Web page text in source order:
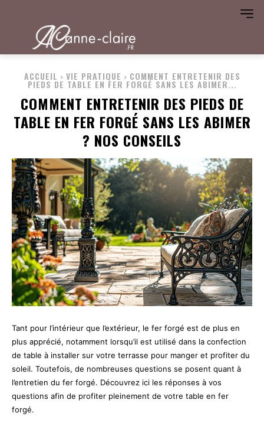
ACCUEIL VIE PRATIQUE COMMENT ENTRETENIR DES
PIEDS DE TABLE EN FER FORGÉ SANS LES ABIMER...
COMMENT ENTRETENIR DES PIEDS DE
TABLE EN FER FORGÉ SANS LES ABIMER
? NOS CONSEILS
Tant pour l’intérieur que l’extérieur, le fer forgé est de plus en
plus apprécié, notamment lorsqu’il est utilisé dans la confection
de table à installer sur votre terrasse pour manger et profiter du
soleil. Toutefois, de nombreuses questions se posent quant à
l’entretien du fer forgé. Découvrez ici les réponses à vos
questions afin de profiter pleinement de votre table en fer
forgé.